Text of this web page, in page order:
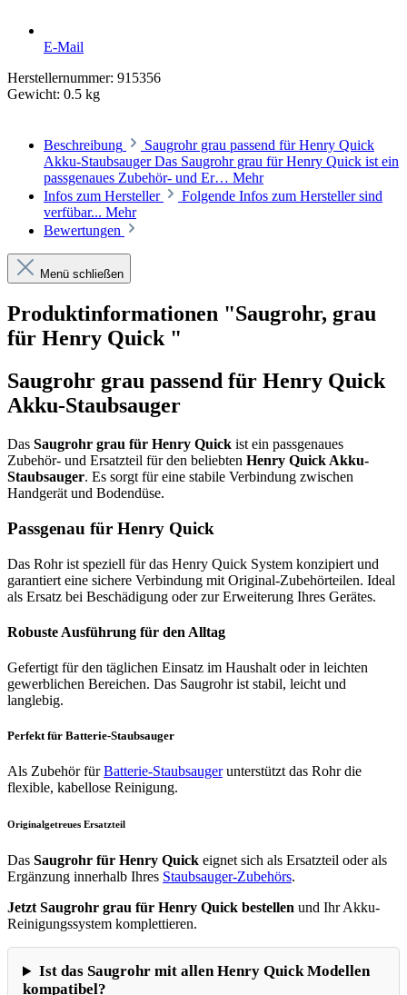
E-Mail
Herstellernummer: 915356
Gewicht: 0.5 kg
Beschreibung
Saugrohr grau passend für Henry Quick
Akku-Staubsauger Das Saugrohr grau für Henry Quick ist ein
passgenaues Zubehör- und Er… Mehr
Infos zum Hersteller
Folgende Infos zum Hersteller sind
verfübar... Mehr
Bewertungen
Menü schließen
Produktinformationen "Saugrohr, grau
für Henry Quick "
Saugrohr grau passend für Henry Quick
Akku-Staubsauger
Das Saugrohr grau für Henry Quick ist ein passgenaues
Zubehör- und Ersatzteil für den beliebten Henry Quick Akku-
Staubsauger. Es sorgt für eine stabile Verbindung zwischen
Handgerät und Bodendüse.
Passgenau für Henry Quick
Das Rohr ist speziell für das Henry Quick System konzipiert und
garantiert eine sichere Verbindung mit Original-Zubehörteilen. Ideal
als Ersatz bei Beschädigung oder zur Erweiterung Ihres Gerätes.
Robuste Ausführung für den Alltag
Gefertigt für den täglichen Einsatz im Haushalt oder in leichten
gewerblichen Bereichen. Das Saugrohr ist stabil, leicht und
langlebig.
Perfekt für Batterie-Staubsauger
Als Zubehör fürBatterie-Staubsaugerunterstützt das Rohr die
flexible, kabellose Reinigung.
Originalgetreues Ersatzteil
Das Saugrohr für Henry Quick eignet sich als Ersatzteil oder als
Ergänzung innerhalb Ihres Staubsauger-Zubehörs.
Jetzt Saugrohr grau für Henry Quick bestellen und Ihr Akku-
Reinigungssystem komplettieren.
Ist das Saugrohr mit allen Henry Quick Modellen
kompatibel?